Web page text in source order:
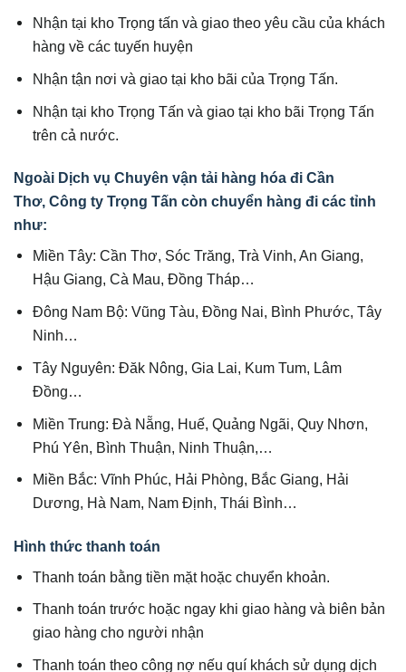
Nhận tại kho Trọng tấn và giao theo yêu cầu của khách
hàng về các tuyến huyện
Nhận tận nơi và giao tại kho bãi của Trọng Tấn.
Nhận tại kho Trọng Tấn và giao tại kho bãi Trọng Tấn
trên cả nước.
Ngoài Dịch vụ Chuyên vận tải hàng hóa đi Cần
Thơ, Công ty Trọng Tấn còn chuyển hàng đi các tỉnh
như:
Miền Tây: Cần Thơ, Sóc Trăng, Trà Vinh, An Giang,
Hậu Giang, Cà Mau, Đồng Tháp…
Đông Nam Bộ: Vũng Tàu, Đồng Nai, Bình Phước, Tây
Ninh…
Tây Nguyên: Đăk Nông, Gia Lai, Kum Tum, Lâm
Đồng…
Miền Trung: Đà Nẵng, Huế, Quảng Ngãi, Quy Nhơn,
Phú Yên, Bình Thuận, Ninh Thuận,…
Miền Bắc: Vĩnh Phúc, Hải Phòng, Bắc Giang, Hải
Dương, Hà Nam, Nam Định, Thái Bình…
Hình thức thanh toán
Thanh toán bằng tiền mặt hoặc chuyển khoản.
Thanh toán trước hoặc ngay khi giao hàng và biên bản
giao hàng cho người nhận
Thanh toán theo công nợ nếu quí khách sử dụng dịch